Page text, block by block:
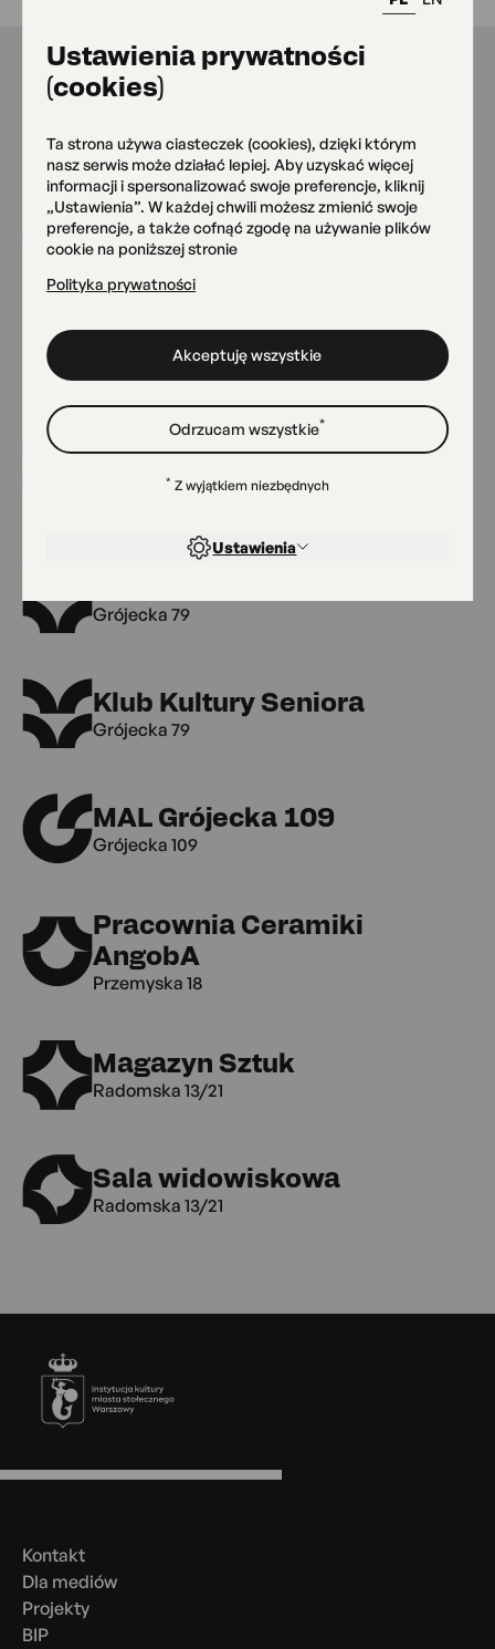
Ustawienia prywatności
(cookies)
Ta strona używa ciasteczek (cookies), dzięki którym
nasz serwis może działać lepiej. Aby uzyskać więcej
informacji i spersonalizować swoje preferencje, kliknij
„Ustawienia”. W każdej chwili możesz zmienić swoje
preferencje, a także cofnąć zgodę na używanie plików
cookie na poniższej stronie
Polityka prywatności
Akceptuję wszystkie
Odrzucam wszystkie*
Ustawienia
* Z wyjątkiem niezbędnych
Nasze miejsca
Siedziba główna OKO
Grójecka 75
Zielone OKO
Studio Wokalne im. J.
Wasowskiego
Grójecka 79
Klub Kultury Seniora
Grójecka 79
MAL Grójecka 109
Grójecka 109
Pracownia Ceramiki
AngobA
Przemyska 18
Magazyn Sztuk
Radomska 13/21
Sala widowiskowa
Radomska 13/21
Stopka
Menu
Kontakt
Dla mediów
Projekty
BIP